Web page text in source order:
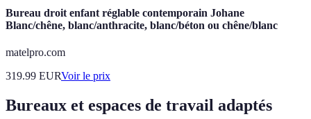
Bureau droit enfant réglable contemporain Johane
Blanc/chêne, blanc/anthracite, blanc/béton ou chêne/blanc
matelpro.com
319.99 EURVoir le prix
Bureaux et espaces de travail adaptés